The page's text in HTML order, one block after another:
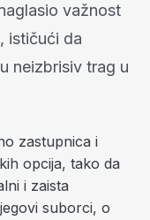
važnost
ističući da
neizbrisiv trag u
zastupnica i
opcija, tako da
i zaista
suborci, o